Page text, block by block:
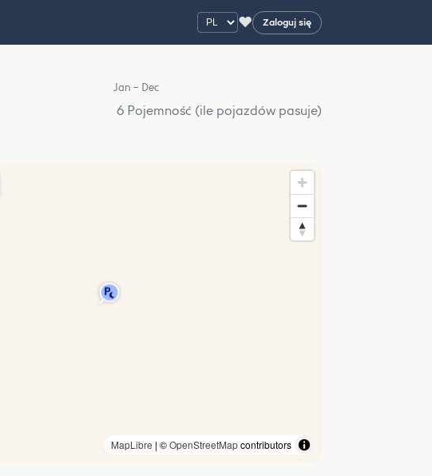
♥ Zaloguj się
Jan – Dec
6 Pojemność (ile pojazdów pasuje)
MapLibre | ©OpenStreetMapcontributors